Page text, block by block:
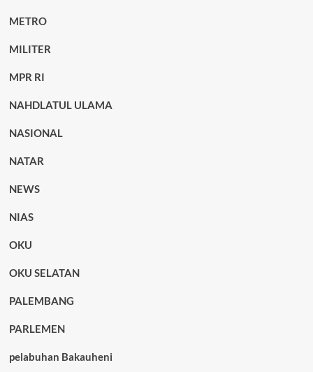
METRO
MILITER
MPR RI
NAHDLATUL ULAMA
NASIONAL
NATAR
NEWS
NIAS
OKU
OKU SELATAN
PALEMBANG
PARLEMEN
pelabuhan Bakauheni